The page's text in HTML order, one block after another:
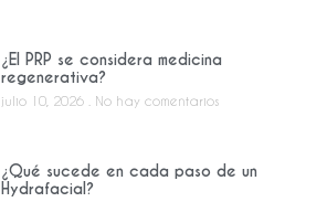
¿El PRP se considera medicina
regenerativa?
julio 10, 2026 No hay comentarios
¿Qué sucede en cada paso de un
Hydrafacial?